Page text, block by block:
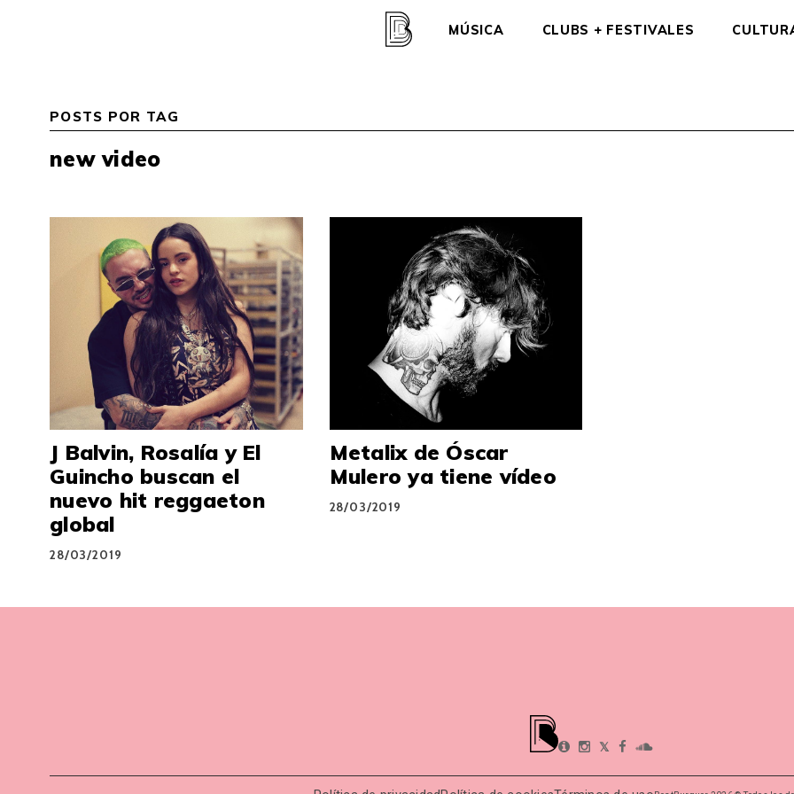
MÚSICA CLUBS + FESTIVALES
POSTS POR TAG
new video
J Balvin, Rosalía y El
Guincho buscan el
nuevo hit reggaeton
global
28/03/2019
Metalix de Óscar
Mulero ya tiene vídeo
28/03/2019
𝕏